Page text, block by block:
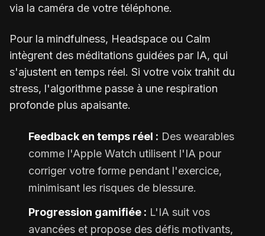
via la caméra de votre téléphone.
Pour la mindfulness, Headspace ou Calm
intègrent des méditations guidées par IA, qui
s'ajustent en temps réel. Si votre voix trahit du
stress, l'algorithme passe à une respiration
profonde plus apaisante.
Feedback en temps réel : Des wearables
comme l'Apple Watch utilisent l'IA pour
corriger votre forme pendant l'exercice,
minimisant les risques de blessure.
Progression gamifiée : L'IA suit vos
avancées et propose des défis motivants,